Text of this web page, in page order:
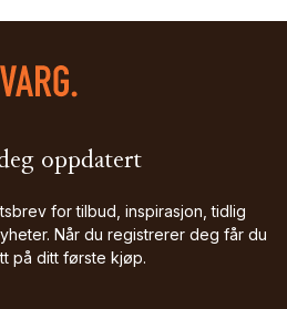
oppdatert
for tilbud, inspirasjon, tidlig
Når du registrerer deg får du
på ditt første kjøp.